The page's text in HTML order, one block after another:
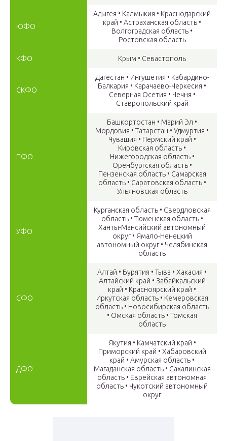
ЮФО
Адыгея • Калмыкия • Краснодарский
край • Астраханская область •
Волгоградская область •
Ростовская область
КФО Крым • Севастополь
СКФО
Дагестан • Ингушетия • Кабардино-
Балкария • Карачаево-Черкесия •
Северная Осетия • Чечня •
Ставропольский край
ПФО
Башкортостан • Марий Эл •
Мордовия • Татарстан • Удмуртия •
Чувашия • Пермский кpай •
Кировская область •
Нижегородская область •
Оренбургская область •
Пензенская область • Самарская
область • Саратовская область •
Ульяновская область
УФО
Курганская область • Свердловская
область • Тюменская область •
Ханты-Мансийский автономный
округ • Ямало-Ненецкий
автономный округ • Челябинская
область
СФО
Алтай • Бурятия • Тыва • Хакасия •
Алтайский край • Забайкальский
кpай • Красноярский край •
Иркутская область • Кемеровская
область • Новосибирская область
• Омская область • Томская
область
ДФО
Якутия • Камчатский кpай •
Приморский край • Хабаровский
край • Амурская область •
Магаданская область • Сахалинская
область • Еврейская автономная
область • Чукотский автономный
округ